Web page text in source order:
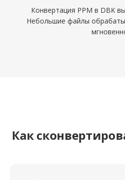
Конвертация PPM в DBK
Небольшие файлы
Как